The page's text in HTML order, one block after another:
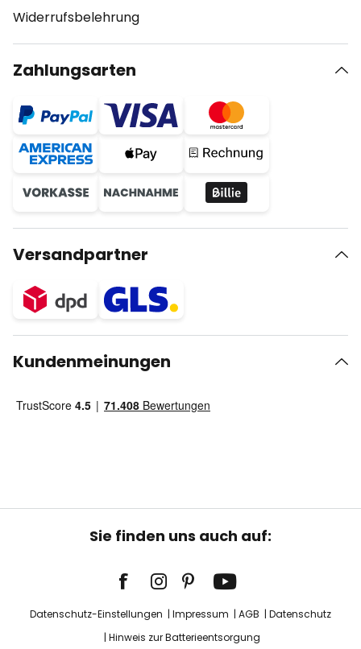
Widerrufsbelehrung
Zahlungsarten
Versandpartner
Kundenmeinungen
Sie finden uns auch auf:
Datenschutz-Einstellungen Impressum AGB
Datenschutz
Hinweis zur Batterieentsorgung